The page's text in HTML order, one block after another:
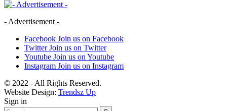
- Advertisement -
Facebook Join us on Facebook
Twitter Join us on Twitter
Youtube Join us on Youtube
Instagram Join us on Instagram
© 2022 - All Rights Reserved.
Website Design: Trendsz Up
Sign in